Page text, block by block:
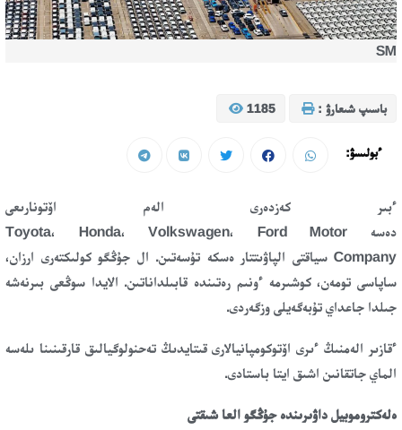
SM
باسىپ شىعارۋ : 1185
ءبولىسۋ:
ءبىر كەزدەرى الەم اۆتونارىعى
دەسە Toyota، Honda، Volkswagen، Ford Motor
Company سياقتى الپاۋىتتار ەسكە تۇسەتىن. ال جۇڭگو كولىكتەرى ارزان،
ساپاسى تومەن، كوشىرمە ءونىم رەتىندە قابىلداناتىن. الايدا سوڭعى بىرنەشە
جىلدا جاعداي تۇبەگەيلى وزگەردى.
ءقازىر الەمنىڭ ءىرى اۆتوكومپانيالارى قىتايدىڭ تەحنولوگيالىق قارقىنىنا ىلەسە
الماي جاتقانىن اشىق ايتا باستادى.
ەلەكتروموبيل داۋىرىندە جۇڭگو العا شىقتى